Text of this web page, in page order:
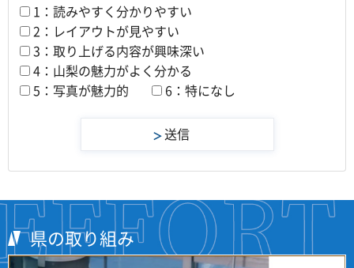
1：読みやすく分かりやすい
2：レイアウトが見やすい
3：取り上げる内容が興味深い
4：山梨の魅力がよく分かる
5：写真が魅力的
6：特になし
県の取り組み